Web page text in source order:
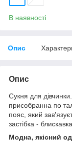
В наявності
Опис
Опис
Сукня для дівчинки.
присобранна по
пояс, який
застібка - блискавка.
Модна, якісний